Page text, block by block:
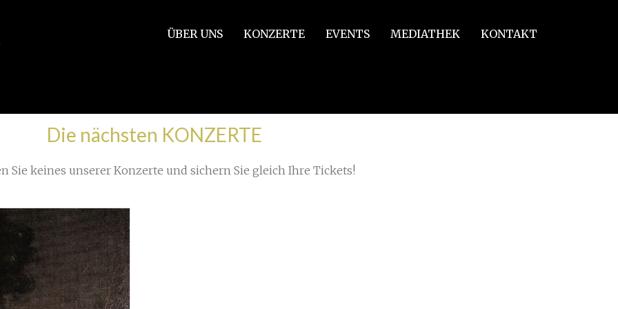
ÜBER UNS KONZERTE EVENTS MEDIATHEK KONTAKT
Die nächsten KONZERTE
Sie keines unserer Konzerte und sichern Sie gleich Ihre Tickets!